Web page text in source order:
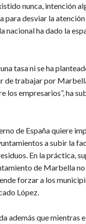
nunca, intención
para desviar la
nacional ha dado la
tasa ni se ha
de trabajar por
los empresarios”, ha
de España quiere
a subir la
En la práctica,
de Marbella no
forzar a los
López.
además que mientras